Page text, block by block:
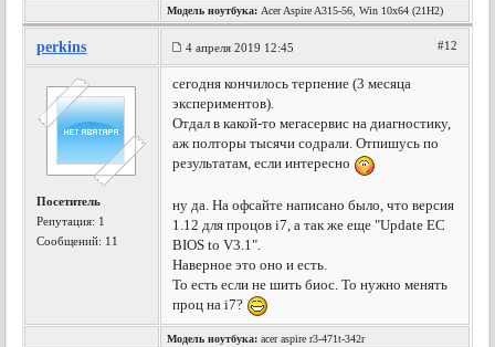
Модель ноутбука: Acer Aspire A315-56, Win 10x64 (21H2)
perkins 4 апреля 2019 12:45 #12
Посетитель
Репутация: 1
Сообщений: 11
сегодня кончилось терпение (3 месяца
экспериментов).
Отдал в какой-то мегасервис на диагностику,
аж полторы тысячи содрали. Отпишусь по
результатам, если интересно
ну да. На офсайте написано было, что версия
1.12 для процов i7, а так же еще "Update EC
BIOS to V3.1".
Наверное это оно и есть.
То есть если не шить биос. То нужно менять
проц на i7?
Модель ноутбука: acer aspire r3-471t-342r